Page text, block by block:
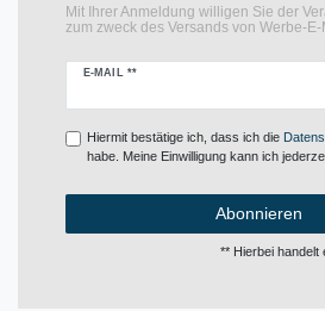
Mit Ihrer Anmeldung willigen Sie der
zum zweck des Versands von Werbe-
E-MAIL **
Newsletter
Hiermit bestätige ich, dass ich die
habe. Meine Einwilligung kann ich
Abonnieren
** Hierbei handelt